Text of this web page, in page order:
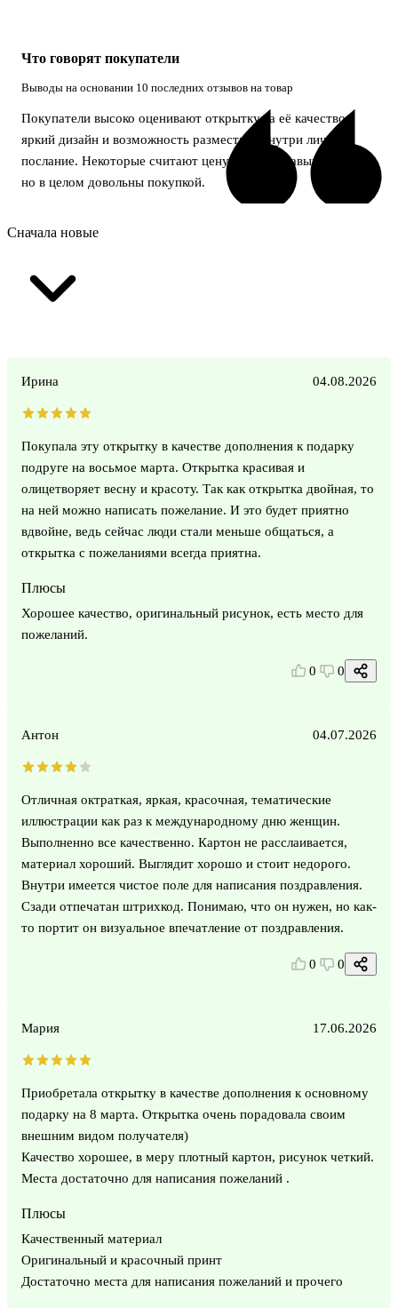
Что говорят покупатели
Выводы на основании 10 последних отзывов на товар
Покупатели высоко оценивают открытку за её качество,
яркий дизайн и возможность разместить внутри личное
послание. Некоторые считают цену немного завышенной,
но в целом довольны покупкой.
Сначала новые
Ирина 04.08.2026
Покупала эту открытку в качестве дополнения к подарку
подруге на восьмое марта. Открытка красивая и
олицетворяет весну и красоту. Так как открытка двойная, то
на ней можно написать пожелание. И это будет приятно
вдвойне, ведь сейчас люди стали меньше общаться, а
открытка с пожеланиями всегда приятна.
Плюсы
Хорошее качество, оригинальный рисунок, есть место для
пожеланий.
0 0
Антон 04.07.2026
Отличная октраткая, яркая, красочная, тематические
иллюстрации как раз к международному дню женщин.
Выполненно все качественно. Картон не расслаивается,
материал хороший. Выглядит хорошо и стоит недорого.
Внутри имеется чистое поле для написания поздравления.
Сзади отпечатан штрихкод. Понимаю, что он нужен, но как-
то портит он визуальное впечатление от поздравления.
0 0
Мария 17.06.2026
Приобретала открытку в качестве дополнения к основному
подарку на 8 марта. Открытка очень порадовала своим
внешним видом получателя)
Качество хорошее, в меру плотный картон, рисунок четкий.
Места достаточно для написания пожеланий .
Плюсы
Качественный материал
Оригинальный и красочный принт
Достаточно места для написания пожеланий и прочего